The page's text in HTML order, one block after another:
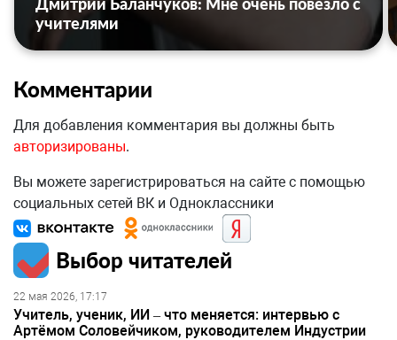
учителями
Комментарии
Для добавления комментария вы должны быть
авторизированы.
Вы можете зарегистрироваться на сайте с помощью
социальных сетей ВК и Одноклассники
Выбор читателей
22 мая 2026, 17:17
Учитель, ученик, ИИ – что меняется: интервью с
Артёмом Соловейчиком, руководителем Индустрии